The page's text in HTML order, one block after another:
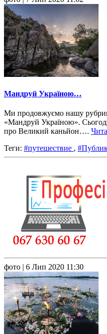
Мандруй Україною…
Ми продовжуємо нашу
«Мандруй Україною».
про Великий каньйон….
Теги: #путешествие ,
фото | 6 Лип 2020 11:30